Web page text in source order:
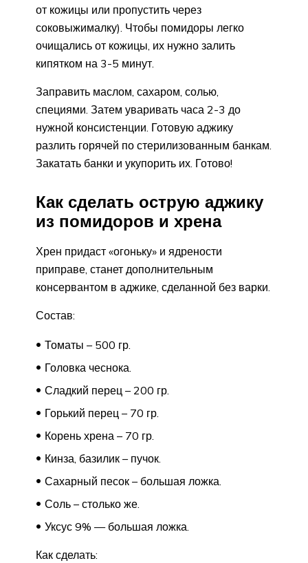
от кожицы или пропустить через
соковыжималку). Чтобы помидоры легко
очищались от кожицы, их нужно залить
кипятком на 3-5 минут.
Заправить маслом, сахаром, солью,
специями. Затем уваривать часа 2-3 до
нужной консистенции. Готовую аджику
разлить горячей по стерилизованным банкам.
Закатать банки и укупорить их. Готово!
Как сделать острую аджику
из помидоров и хрена
Хрен придаст «огоньку» и ядрености
приправе, станет дополнительным
консервантом в аджике, сделанной без варки.
Состав:
Томаты – 500 гр.
Головка чеснока.
Сладкий перец – 200 гр.
Горький перец – 70 гр.
Корень хрена – 70 гр.
Кинза, базилик – пучок.
Сахарный песок – большая ложка.
Соль – столько же.
Уксус 9% — большая ложка.
Как сделать: